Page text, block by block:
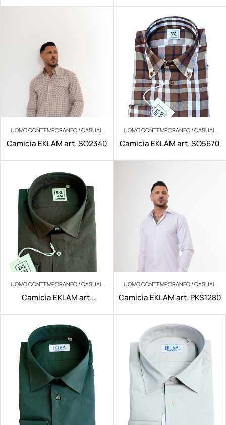
UOMO CONTEMPORANEO / CASUAL
Camicia EKLAM art. SQ2340
UOMO CONTEMPORANEO / CASUAL
Camicia EKLAM art. SQ5670
UOMO CONTEMPORANEO / CASUAL
Camicia EKLAM art.
UOMO CONTEMPORANEO / CASUAL
Camicia EKLAM art. PKS1280